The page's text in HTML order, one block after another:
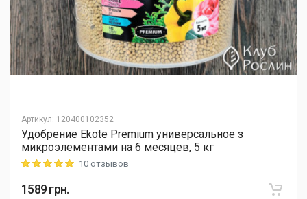
Артикул: 120400102352
Удобрение Ekote Premium универсальное з
микроэлементами на 6 месяцев, 5 кг
Rating: 5 out of 510 отзывов
1589грн.